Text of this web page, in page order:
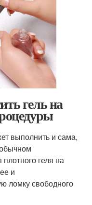
гель на
выполнить и сама,
геля на
и
ломку свободного